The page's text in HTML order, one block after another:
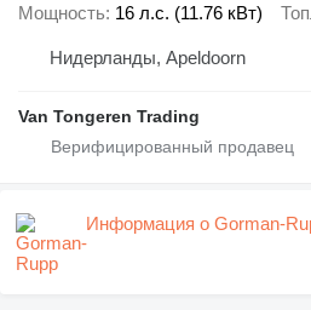
Мощность 16 л.с. (11.76 кВт)
Нидерланды, Apeldoorn
Van Tongeren Trading
Информация о Gorman-